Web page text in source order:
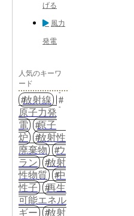
げる
風力
発電
人気のキーワ
ード
放射線
原子力発
電
原子
炉
放射性
廃棄物
ウ
ラン
放射
性物質
中
性子
再生
可能エネル
ギー
放射